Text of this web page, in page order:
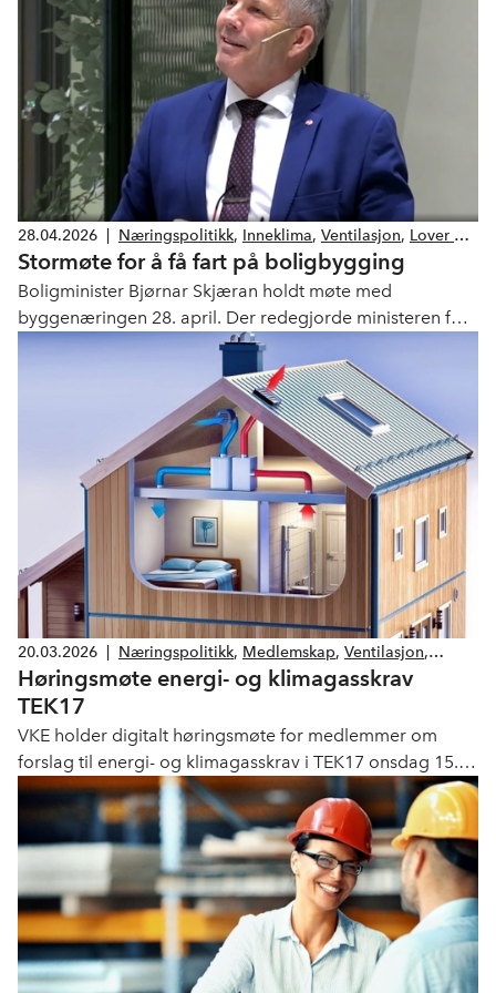
28.04.2026 Næringspolitikk, Inneklima, Ventilasjon, Lover og
forskrifter
Stormøte for å få fart på boligbygging
Boligminister Bjørnar Skjæran holdt møte med
byggenæringen 28. april. Der redegjorde ministeren for
regjeringens videre arbeid for å nå målet om
igangsetting av 130.000 nye boliger innen 2030.
20.03.2026 Næringspolitikk, Medlemskap, Ventilasjon,
Kulde,Energi,Klima og miljø,Lover og forskrifter
Høringsmøte energi- og klimagasskrav
TEK17
VKE holder digitalt høringsmøte for medlemmer om
forslag til energi- og klimagasskrav i TEK17 onsdag 15.
april kl. 13.00 – 16.00.